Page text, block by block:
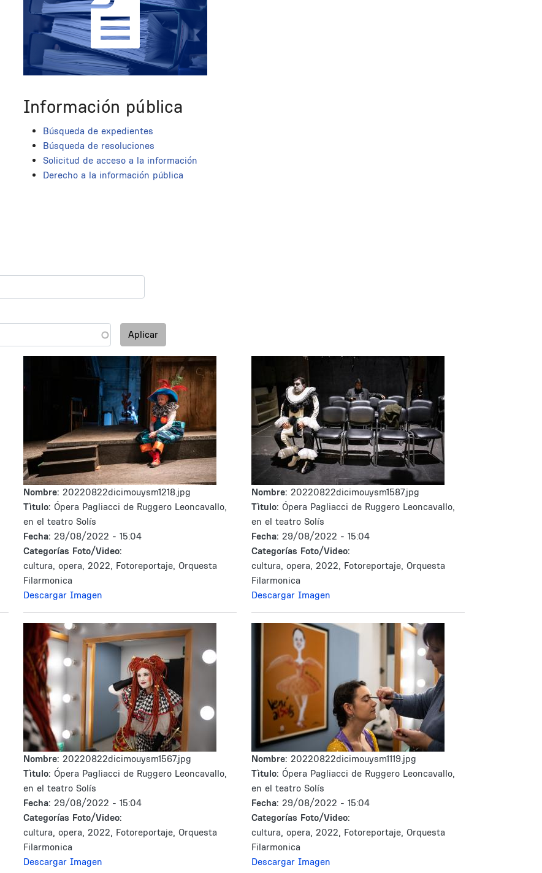
Información pública
Búsqueda de expedientes
Búsqueda de resoluciones
Solicitud de acceso a la información
Derecho a la información pública
Aplicar
Nombre: 20220822dicimouysm1218.jpg
Tìtulo: Ópera Pagliacci de Ruggero Leoncavallo,
en el teatro Solís
Fecha: 29/08/2022 - 15:04
Categorías Foto/Video:
cultura, opera, 2022, Fotoreportaje, Orquesta
Filarmonica
Descargar Imagen
Nombre: 20220822dicimouysm1587.jpg
Tìtulo: Ópera Pagliacci de Ruggero Leoncavallo,
en el teatro Solís
Fecha: 29/08/2022 - 15:04
Categorías Foto/Video:
cultura, opera, 2022, Fotoreportaje, Orquesta
Filarmonica
Descargar Imagen
Nombre: 20220822dicimouysm1567.jpg
Tìtulo: Ópera Pagliacci de Ruggero Leoncavallo,
en el teatro Solís
Fecha: 29/08/2022 - 15:04
Categorías Foto/Video:
cultura, opera, 2022, Fotoreportaje, Orquesta
Filarmonica
Descargar Imagen
Nombre: 20220822dicimouysm1119.jpg
Tìtulo: Ópera Pagliacci de Ruggero Leoncavallo,
en el teatro Solís
Fecha: 29/08/2022 - 15:04
Categorías Foto/Video:
cultura, opera, 2022, Fotoreportaje, Orquesta
Filarmonica
Descargar Imagen